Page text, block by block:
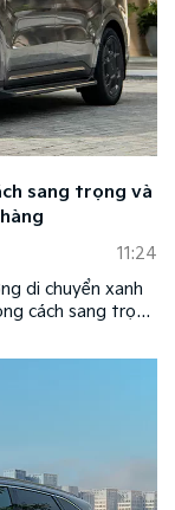
sang trọng và
11:24
di chuyển xanh
cách sang trọng